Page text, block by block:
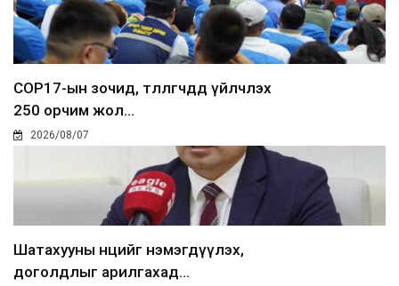
COP17-ын зочид, төлөөлөгчдөд үйлчлэх
250 орчим жол...
2026/08/07
Шатахууны нөөцийг нэмэгдүүлэх,
доголдлыг арилгахад...